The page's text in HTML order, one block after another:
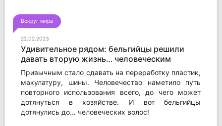
Вокруг мира
22.02.2023
Удивительное рядом: бельгийцы решили
давать вторую жизнь… человеческим
волосам.
Привычным стало сдавать на переработку пластик,
макулатуру, шины. Человечество наметило путь
повторного использования всего, до чего может
дотянуться в хозяйстве. И вот бельгийцы
дотянулись до… человеческих волос!